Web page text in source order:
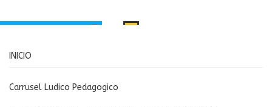
INICIO
Carrusel Ludico Pedagogico